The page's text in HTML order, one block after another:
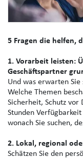
5 Fragen die helfen,
1. Vorarbeit leisten:
Geschäftspartner
Und was erwarten
Welche Themen
Sicherheit, Schutz
Stunden
wonach Sie suchen,
2. Lokal, regional
Schätzen Sie den